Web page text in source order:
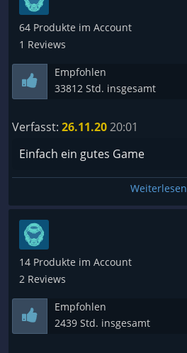
64 Produkte im Account
1 Reviews
Empfohlen
33812 Std. insgesamt
Verfasst: 26.11.2020:01
Einfach ein gutes Game
Weiterlesen
14 Produkte im Account
2 Reviews
Empfohlen
2439 Std. insgesamt